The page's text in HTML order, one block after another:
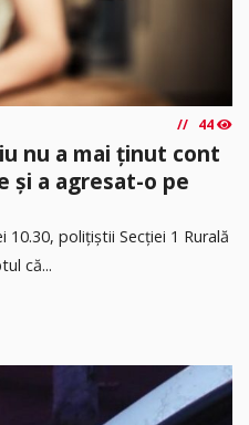
44
nu a mai ținut cont
și a agresat-o pe
polițiștii Secției 1 Rurală
că...